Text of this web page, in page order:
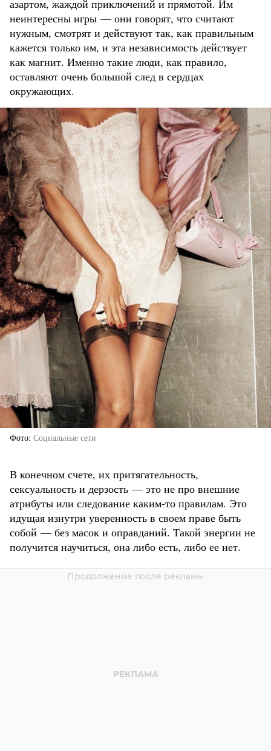
азартом, жаждой приключений и прямотой. Им
неинтересны игры — они говорят, что считают
нужным, смотрят и действуют так, как правильным
кажется только им, и эта независимость действует
как магнит. Именно такие люди, как правило,
оставляют очень большой след в сердцах
окружающих.
Фото Социальные сети
В конечном счете, их притягательность,
сексуальность и дерзость — это не про внешние
атрибуты или следование каким-то правилам. Это
идущая изнутри уверенность в своем праве быть
собой — без масок и оправданий. Такой энергии не
получится научиться, она либо есть, либо ее нет.